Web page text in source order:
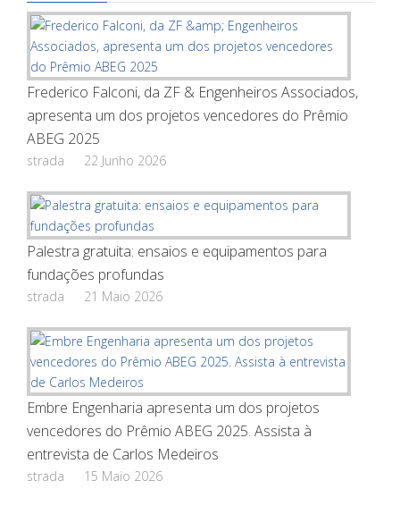
Frederico Falconi, da ZF & Engenheiros Associados,
apresenta um dos projetos vencedores do Prêmio
ABEG 2025
strada 22 Junho 2026
Palestra gratuita: ensaios e equipamentos para
fundações profundas
strada 21 Maio 2026
Embre Engenharia apresenta um dos projetos
vencedores do Prêmio ABEG 2025. Assista à
entrevista de Carlos Medeiros
strada 15 Maio 2026